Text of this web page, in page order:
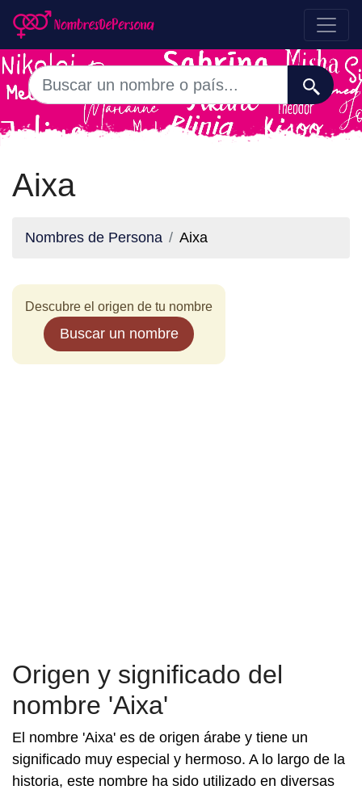
Aixa
Nombres de Persona Aixa
Descubre el origen de tu nombre
Buscar un nombre
Origen y significado del
nombre 'Aixa'
El nombre 'Aixa' es de origen árabe y tiene un
significado muy especial y hermoso. A lo largo de la
historia, este nombre ha sido utilizado en diversas